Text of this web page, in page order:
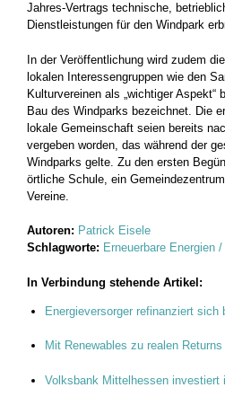
Jahres-Vertrags technische,
Dienstleistungen für den Windpark
In der Veröffentlichung wird zudem
lokalen Interessengruppen wie den
Kulturvereinen als „wichtiger Aspekt“
Bau des Windparks bezeichnet. Die
lokale Gemeinschaft seien bereits
vergeben worden, das während der
Windparks gelte. Zu den ersten
örtliche Schule, ein
Vereine.
Autoren: Patrick Eisele
Schlagworte: Erneuerbare Energien
In Verbindung stehende Artikel:
Energieversorger refinanziert sich
Mit Renewables zu realen Returns
Volksbank Mittelhessen investiert